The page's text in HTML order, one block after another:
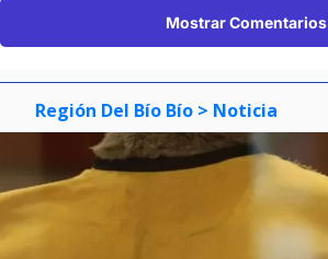
Mostrar Comentarios
Región Del Bío Bío > Noticia